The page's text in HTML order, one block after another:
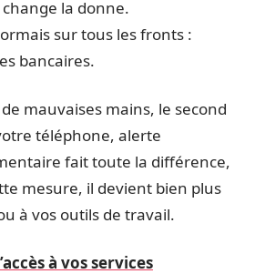
la donne.
sur tous les fronts :
bancaires.
mauvaises mains, le second
téléphone, alerte
fait toute la différence,
mesure, il devient bien plus
à vos outils de travail.
à vos services